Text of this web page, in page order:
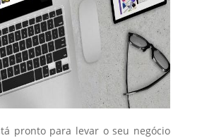
pronto para levar o seu negócio